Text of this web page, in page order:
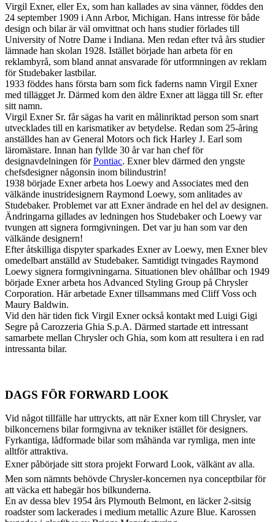
Virgil Exner, eller Ex, som han kallades av sina vänner, föddes den
24 september 1909 i Ann Arbor, Michigan. Hans intresse för både
design och bilar är väl omvittnat och hans studier förlades till
University of Notre Dame i Indiana. Men redan efter två års studier
lämnade han skolan 1928. Istället började han arbeta för en
reklambyrå, som bland annat ansvarade för utformningen av reklam
för Studebaker lastbilar.
1933 föddes hans första barn som fick faderns namn Virgil Exner
med tillägget Jr. Därmed kom den äldre Exner att lägga till Sr. efter
sitt namn.
Virgil Exner Sr. får sägas ha varit en målinriktad person som snart
utvecklades till en karismatiker av betydelse. Redan som 25-åring
anställdes han av General Motors och fick Harley J. Earl som
läromästare. Innan han fyllde 30 år var han chef för
designavdelningen förPontiac. Exner blev därmed den yngste
chefsdesigner någonsin inom bilindustrin!
1938 började Exner arbeta hos Loewy and Associates med den
välkände inustridesignern Raymond Loewy, som anlitades av
Studebaker. Problemet var att Exner ändrade en hel del av designen.
Ändringarna gillades av ledningen hos Studebaker och Loewy var
tvungen att signera formgivningen. Det var ju han som var den
välkände designern!
Efter åtskilliga dispyter sparkades Exner av Loewy, men Exner blev
omedelbart anställd av Studebaker. Samtidigt tvingades Raymond
Loewy signera formgivningarna. Situationen blev ohållbar och 1949
började Exner arbeta hos Advanced Styling Group på Chrysler
Corporation. Här arbetade Exner tillsammans med Cliff Voss och
Maury Baldwin.
Vid den här tiden fick Virgil Exner också kontakt med Luigi Gigi
Segre på Carozzeria Ghia S.p.A. Därmed startade ett intressant
samarbete mellan Chrysler och Ghia, som kom att resultera i en rad
intressanta bilar.
DAGS FÖR FORWARD LOOK
Vid något tillfälle har uttryckts, att när Exner kom till Chrysler, var
bilkoncernens bilar formgivna av tekniker istället för designers.
Fyrkantiga, lådformade bilar som måhända var rymliga, men inte
alltför attraktiva.
Exner påbörjade sitt stora projekt Forward Look, välkänt av alla.
Men som nämnts behövde Chrysler-koncernen nya conceptbilar för
att väcka ett habegär hos bilkunderna.
En av dessa blev 1954 års Plymouth Belmont, en läcker 2-sitsig
roadster som lackerades i medium metallic Azure Blue. Karossen